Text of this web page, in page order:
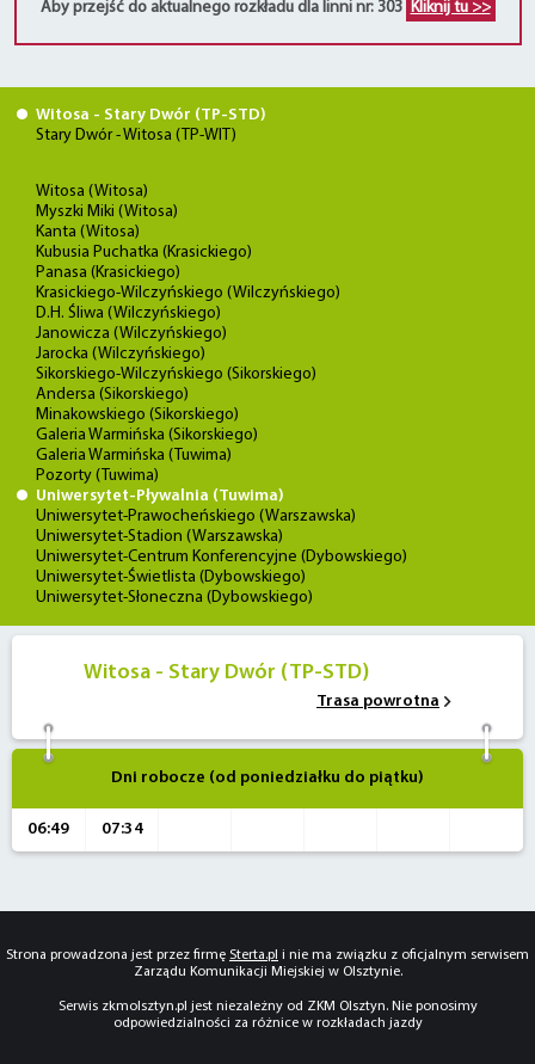
Aby przejść do aktualnego rozkładu dla linni nr: 303 Kliknij tu >>
Witosa - Stary Dwór (TP-STD)
Stary Dwór - Witosa (TP-WIT)
Witosa (Witosa)
Myszki Miki (Witosa)
Kanta (Witosa)
Kubusia Puchatka (Krasickiego)
Panasa (Krasickiego)
Krasickiego-Wilczyńskiego (Wilczyńskiego)
D.H. Śliwa (Wilczyńskiego)
Janowicza (Wilczyńskiego)
Jarocka (Wilczyńskiego)
Sikorskiego-Wilczyńskiego (Sikorskiego)
Andersa (Sikorskiego)
Minakowskiego (Sikorskiego)
Galeria Warmińska (Sikorskiego)
Galeria Warmińska (Tuwima)
Pozorty (Tuwima)
Uniwersytet-Pływalnia (Tuwima)
Uniwersytet-Prawocheńskiego (Warszawska)
Uniwersytet-Stadion (Warszawska)
Uniwersytet-Centrum Konferencyjne (Dybowskiego)
Uniwersytet-Świetlista (Dybowskiego)
Uniwersytet-Słoneczna (Dybowskiego)
Witosa - Stary Dwór (TP-STD)
Trasa powrotna
Dni robocze (od poniedziałku do piątku)
06:49 07:34
Strona prowadzona jest przez firmę Sterta.pl i nie ma związku z oficjalnym serwisem
Zarządu Komunikacji Miejskiej w Olsztynie.
Serwis zkmolsztyn.pl jest niezależny od ZKM Olsztyn. Nie ponosimy
odpowiedzialności za różnice w rozkładach jazdy